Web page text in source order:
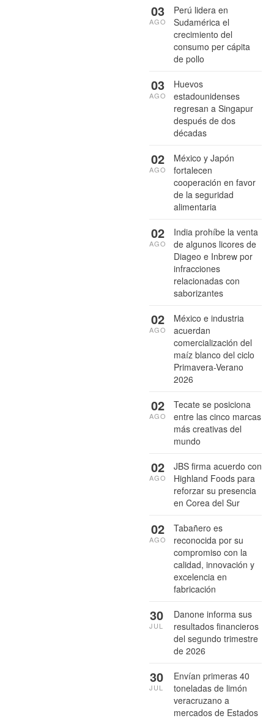
Perú lidera en
Sudamérica el
crecimiento del
consumo per cápita
de pollo
03
AGO
Huevos
estadounidenses
regresan a Singapur
después de dos
décadas
03
AGO
México y Japón
fortalecen
cooperación en favor
de la seguridad
alimentaria
02
AGO
India prohíbe la venta
de algunos licores de
Diageo e Inbrew por
infracciones
relacionadas con
saborizantes
02
AGO
México e industria
acuerdan
comercialización del
maíz blanco del ciclo
Primavera-Verano
2026
02
AGO
Tecate se posiciona
entre las cinco marcas
más creativas del
mundo
02
AGO
JBS firma acuerdo con
Highland Foods para
reforzar su presencia
en Corea del Sur
02
AGO
Tabañero es
reconocida por su
compromiso con la
calidad, innovación y
excelencia en
fabricación
02
AGO
Danone informa sus
resultados financieros
del segundo trimestre
de 2026
30
JUL
Envían primeras 40
toneladas de limón
veracruzano a
mercados de Estados
30
JUL